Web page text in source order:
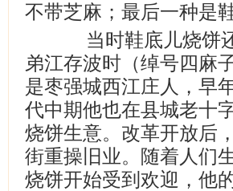
不带芝麻；最后一种是
当时鞋底儿烧饼还
弟江存波时（绰号四麻
是枣强城西江庄人，早
代中期他也在县城老十
烧饼生意。改革开放后
街重操旧业。随着人们
烧饼开始受到欢迎，他